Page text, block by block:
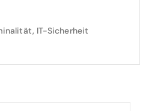
IT-Sicherheit